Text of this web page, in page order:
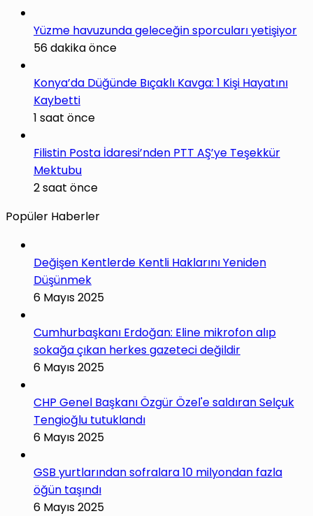
Yüzme havuzunda geleceğin sporcuları yetişiyor
56 dakika önce
Konya’da Düğünde Bıçaklı Kavga: 1 Kişi Hayatını
Kaybetti
1 saat önce
Filistin Posta İdaresi’nden PTT AŞ’ye Teşekkür
Mektubu
2 saat önce
Popüler Haberler
Değişen Kentlerde Kentli Haklarını Yeniden
Düşünmek
6 Mayıs 2025
Cumhurbaşkanı Erdoğan: Eline mikrofon alıp
sokağa çıkan herkes gazeteci değildir
6 Mayıs 2025
CHP Genel Başkanı Özgür Özel'e saldıran Selçuk
Tengioğlu tutuklandı
6 Mayıs 2025
GSB yurtlarından sofralara 10 milyondan fazla
öğün taşındı
6 Mayıs 2025